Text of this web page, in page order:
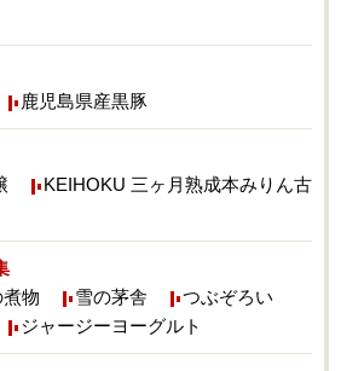
鹿児島県産黒豚
KEIHOKU 三ヶ月熟成本みりん古
物
雪の茅舎
つぶぞろい
ジャージーヨーグルト